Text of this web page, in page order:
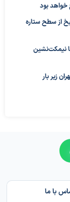
خواهد بود
از سطح ستاره
نیمکت‌نشین
زیر بار
با ما